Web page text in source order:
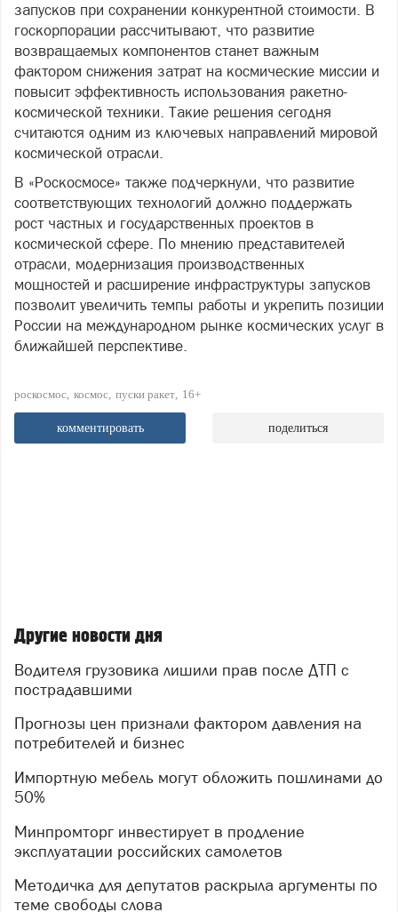
запусков при сохранении конкурентной стоимости. В
госкорпорации рассчитывают, что развитие
возвращаемых компонентов станет важным
фактором снижения затрат на космические миссии и
повысит эффективность использования ракетно-
космической техники. Такие решения сегодня
считаются одним из ключевых направлений мировой
космической отрасли.
В «Роскосмосе» также подчеркнули, что развитие
соответствующих технологий должно поддержать
рост частных и государственных проектов в
космической сфере. По мнению представителей
отрасли, модернизация производственных
мощностей и расширение инфраструктуры запусков
позволит увеличить темпы работы и укрепить позиции
России на международном рынке космических услуг в
ближайшей перспективе.
роскосмос космос пуски ракет 16+
комментировать поделиться
Другие новости дня
Водителя грузовика лишили прав после ДТП с
пострадавшими
Прогнозы цен признали фактором давления на
потребителей и бизнес
Импортную мебель могут обложить пошлинами до
50%
Минпромторг инвестирует в продление
эксплуатации российских самолетов
Методичка для депутатов раскрыла аргументы по
теме свободы слова